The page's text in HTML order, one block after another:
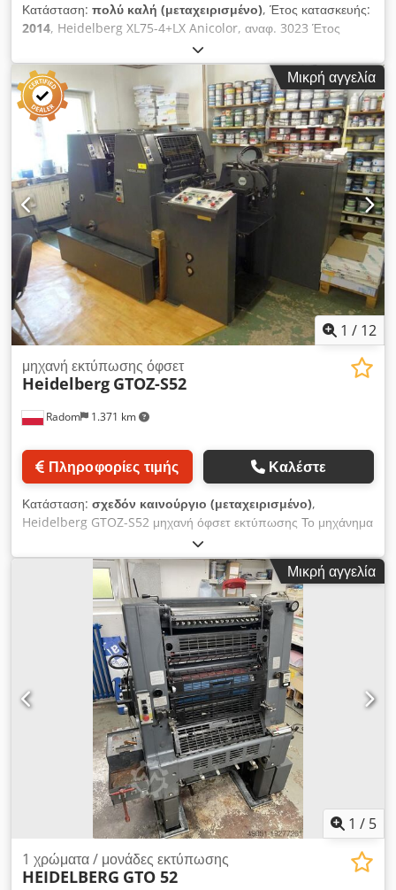
Κατάσταση: πολύ καλή (μεταχειρισμένο), Έτος κατασκευής:
2014, Heidelberg XL75-4+LX Anicolor, αναφ. 3023 Έτος
κατασκευής: 2014 Υπέρυθρη ακτινοβολία + θερμός αέρας
Επεκτεταμένο σύστημα παράδοσης φύλλων: 160 cm
Djdpfjzrp Thox Aaiekr 185 εκατομμύρια αντίγραφα Μέγιστο
μέγεθος φύλλου: 607x750 mm Σύστημα τροφοδοσίας χωρίς
διακοπή Σύστημα παράδοσης φύλλων χωρίς διακοπή Σε πολύ
καλή κατάσταση!!!!
Μικρή αγγελία
1 / 12
Radom 1.371 km
μηχανή εκτύπωσης όφσετ
Heidelberg GTOZ-S52
Πληροφορίες τιμής Καλέστε
Κατάσταση: σχεδόν καινούργιο (μεταχειρισμένο),
Heidelberg GTOZ-S52 μηχανή όφσετ εκτύπωσης Το μηχάνημα
είναι έτοιμο προς λειτουργία, σε πολύ καλή κατάσταση,
αγορασμένο από μικρό τυπογραφείο. Τεχνικά στοιχεία:
Dodpfjzph Rgex Aaijkr Διάσταση: 36x52 εκ. 2 μονάδες
εκτύπωσης Βάρος: 3000 κιλά Τροφοδοσία: 400V Έτος
κατασκευής: 1994 Baldwin αλκοολική υδατική διαβροχή
Πίνακας ελέγχου Συμπεριλαμβάνονται τεκμηρίωση και επιπλέον
Μικρή αγγελία
1 / 5
1 χρώματα / μονάδες εκτύπωσης
HEIDELBERG GTO 52